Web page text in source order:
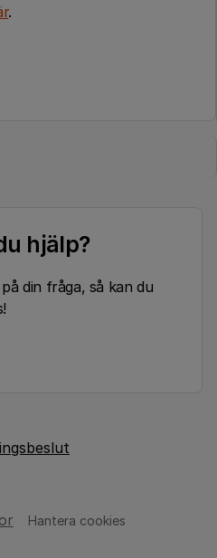
.
hjälp?
din fråga, så kan du
Hantera cookies